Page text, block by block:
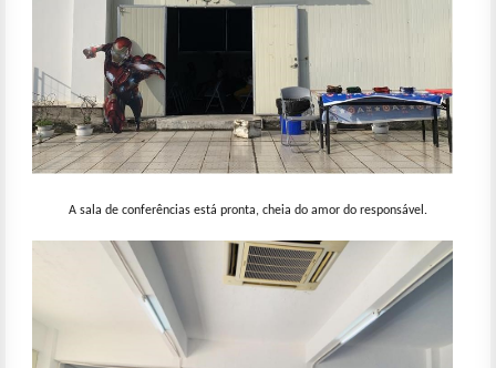
A sala de conferências está pronta, cheia do amor do responsável.